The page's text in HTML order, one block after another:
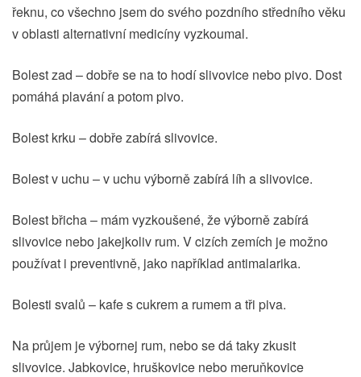
řeknu, co všechno jsem do svého pozdního středního věku
v oblasti alternativní medicíny vyzkoumal.
Bolest zad – dobře se na to hodí slivovice nebo pivo. Dost
pomáhá plavání a potom pivo.
Bolest krku – dobře zabírá slivovice.
Bolest v uchu – v uchu výborně zabírá líh a slivovice.
Bolest břicha – mám vyzkoušené, že výborně zabírá
slivovice nebo jakejkoliv rum. V cizích zemích je možno
používat i preventivně, jako například antimalarika.
Bolesti svalů – kafe s cukrem a rumem a tři piva.
Na průjem je výbornej rum, nebo se dá taky zkusit
slivovice. Jabkovice, hruškovice nebo meruňkovice